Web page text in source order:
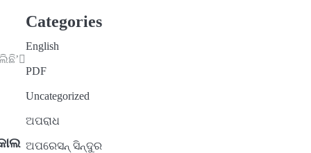
Categories
English
PDF
Uncategorized
ଅପରାଧ
ଅପରେସନ୍ ସିନ୍ଦୁର